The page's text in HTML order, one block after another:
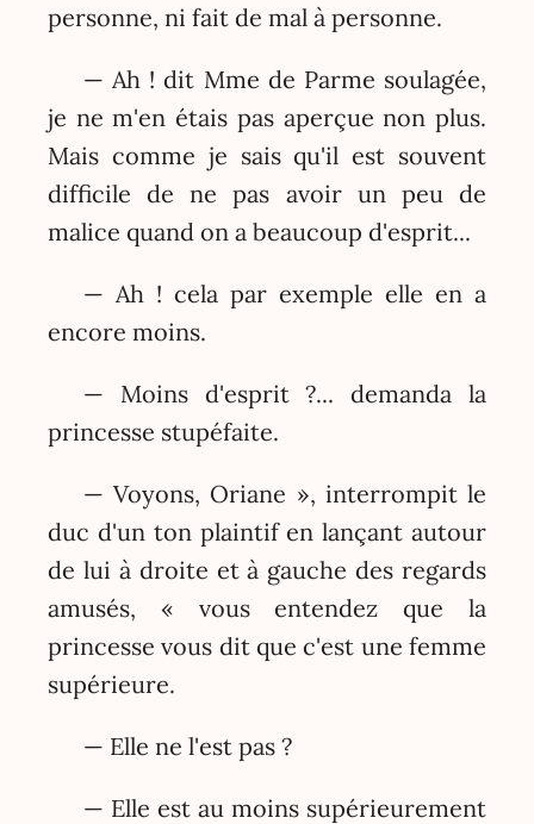
personne, ni fait de mal à personne.
— Ah ! dit Mme de Parme soulagée,
je ne m'en étais pas aperçue non plus.
Mais comme je sais qu'il est souvent
difficile de ne pas avoir un peu de
malice quand on a beaucoup d'esprit...
— Ah ! cela par exemple elle en a
encore moins.
— Moins d'esprit ?... demanda la
princesse stupéfaite.
— Voyons, Oriane », interrompit le
duc d'un ton plaintif en lançant autour
de lui à droite et à gauche des regards
amusés, « vous entendez que la
princesse vous dit que c'est une femme
supérieure.
— Elle ne l'est pas ?
— Elle est au moins supérieurement